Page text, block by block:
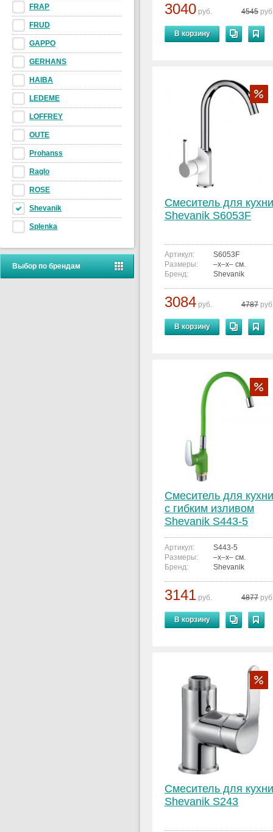
FRAP
FRUD
GAPPO
GERHANS
HAIBA
LEDEME
LOFFREY
OUTE
Prohanss
Raglo
ROSE
Shevanik
Splenka
Выбор по брендам
3040 руб. 4545
В корзину
Смеситель для кухни
Shevanik S6053F
Артикул:
S6053F
Размеры:
–x–x– см.
Бренд:
Shevanik
3084 руб. 4787
В корзину
Смеситель для кухни
с гибким изливом
Shevanik S443-5
Артикул:
S443-5
Размеры:
–x–x– см.
Бренд:
Shevanik
3141 руб. 4877
В корзину
Смеситель для кухни
Shevanik S243